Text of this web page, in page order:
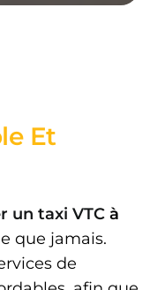
Et
un taxi VTCà
que jamais.
de